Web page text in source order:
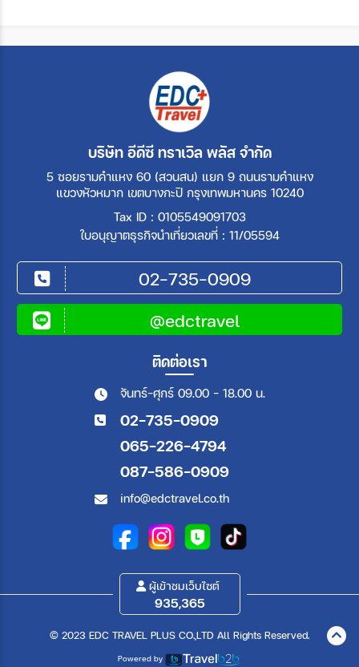
บริษัท อีดีซี ทราเวิล พลัส จำกัด
5 ซอยรามคำแหง 60 (สวนสน) แยก 9 ถนนรามคำแหง
แขวงหัวหมาก เขตบางกะปิ กรุงเทพมหานคร 10240
Tax ID : 0105549091703
ใบอนุญาตธุรกิจนำเที่ยวเลขที่ : 11/05594
02-735-0909
@edctravel
ติดต่อเรา
จันทร์-ศุกร์ 09.00 - 18.00 น.
02-735-0909
065-226-4794
087-586-0909
info@edctravel.co.th
ผู้เข้าชมเว็บไซต์
935,365
© 2023 EDC TRAVEL PLUS CO.,LTD All Rights Reserved.
Powered by